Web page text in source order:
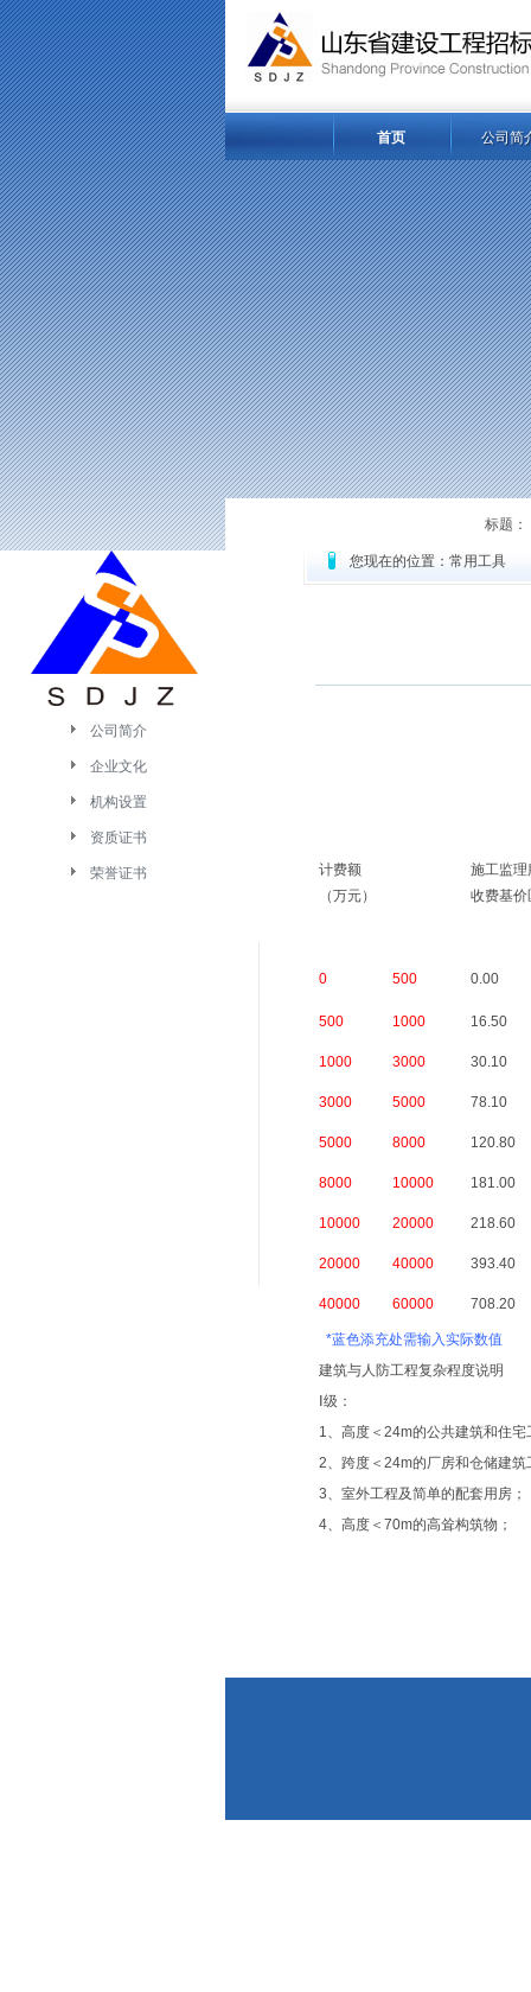
首页 公司简
标题：
公司简介
企业文化
机构设置
资质证书
荣誉证书
您现在的位置：常用工具
计费额
（万元）
施工监理
收费基
0 500 0.00
500 1000 16.50
1000 3000 30.10
3000 5000 78.10
5000 8000 120.80
8000 10000 181.00
10000 20000 218.60
20000 40000 393.40
40000 60000 708.20
*蓝色添充处需输入实际数值
建筑与人防工程复杂程度说明
Ⅰ级：
1、高度＜24m的公共建筑和住宅
2、跨度＜24m的厂房和仓储建筑
3、室外工程及简单的配套用房；
4、高度＜70m的高耸构筑物；